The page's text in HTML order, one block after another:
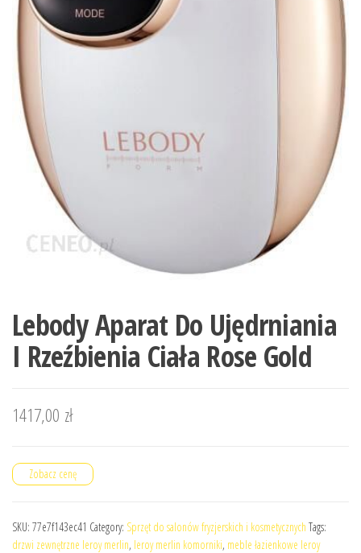
Lebody Aparat Do Ujędrniania
I Rzeźbienia Ciała Rose Gold
1417,00 zł
Zobacz cenę
SKU: 77e7f143ec41 Category: Sprzęt do salonów fryzjerskich i kosmetycznych Tags:
drzwi zewnętrzne leroy merlin, leroy merlin komorniki, meble łazienkowe leroy